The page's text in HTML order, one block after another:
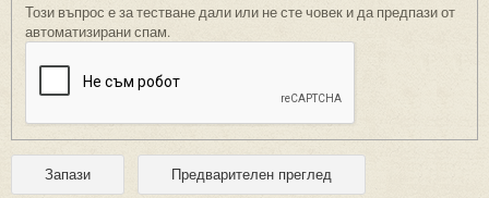
Този въпрос е за тестване дали или не сте човек и да предпази от
автоматизирани спам.